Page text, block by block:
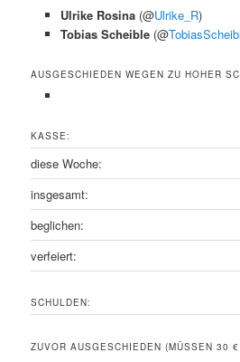
Ulrike Rosina (@Ulrike_R)
Tobias Scheible (@
AUSGESCHIEDEN WEGEN ZU HOHER
KASSE:
diese Woche:
insgesamt:
beglichen:
verfeiert:
SCHULDEN:
ZUVOR AUSGESCHIEDEN (MÜSSEN 30